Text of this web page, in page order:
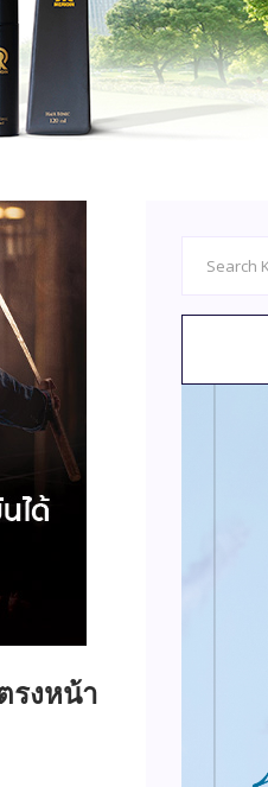
รงหน้า